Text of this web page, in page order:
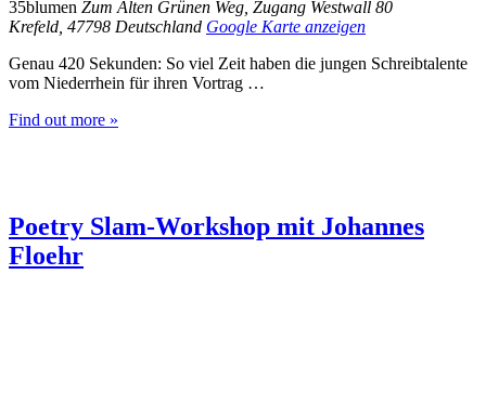
35blumen Zum Alten Grünen Weg, Zugang Westwall 80
Krefeld 47798 Deutschland Google Karte anzeigen
Genau 420 Sekunden: So viel Zeit haben die jungen Schreibtalente
vom Niederrhein für ihren Vortrag …
Find out more »
Poetry Slam-Workshop mit Johannes
Floehr